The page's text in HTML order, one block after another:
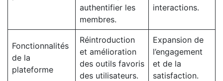
authentifier les
membres.
interactions.
Fonctionnalités
de la
plateforme
Réintroduction
et amélioration
des outils favoris
des utilisateurs.
Expansion de
l’engagement
et de la
satisfaction.